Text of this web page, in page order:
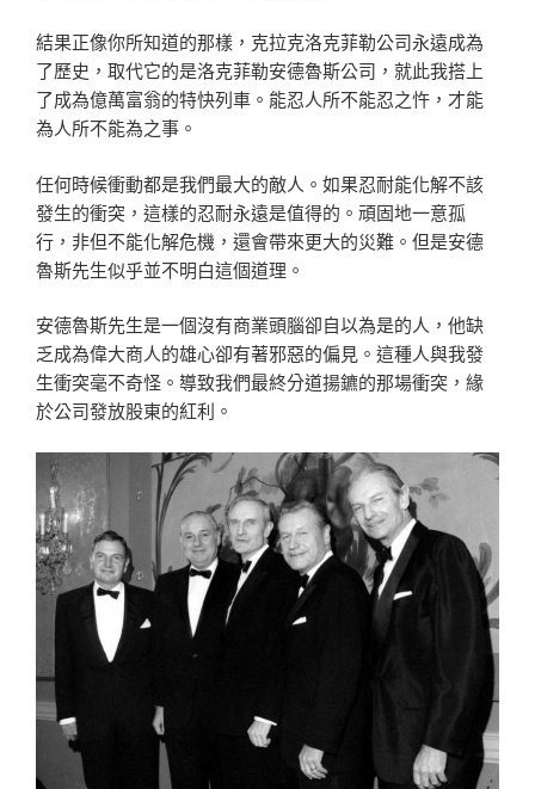
結果正像你所知道的那樣，克拉克洛克菲勒公司永遠成為
了歷史，取代它的是洛克菲勒安德魯斯公司，就此我搭上
了成為億萬富翁的特快列車。能忍人所不能忍之忤，才能
為人所不能為之事。
任何時候衝動都是我們最大的敵人。如果忍耐能化解不該
發生的衝突，這樣的忍耐永遠是值得的。頑固地一意孤
行，非但不能化解危機，還會帶來更大的災難。但是安德
魯斯先生似乎並不明白這個道理。
安德魯斯先生是一個沒有商業頭腦卻自以為是的人，他缺
乏成為偉大商人的雄心卻有著邪惡的偏見。這種人與我發
生衝突毫不奇怪。導致我們最終分道揚鑣的那場衝突，緣
於公司發放股東的紅利。